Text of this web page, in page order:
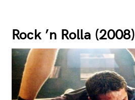
Rock ’n Rolla (2008)